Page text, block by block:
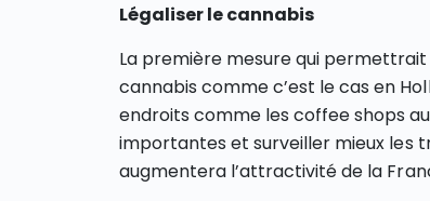
Légaliser le cannabis
La première mesure qui
cannabis comme c’est le cas en
endroits comme les coffee shops
importantes et surveiller mieux les
augmentera l’attractivité de la